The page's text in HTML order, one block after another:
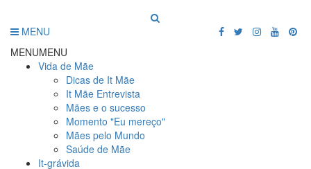
MENU
MENUMENU
Vida de Mãe
Dicas de It Mãe
It Mãe Entrevista
Mães e o sucesso
Momento "Eu mereço"
Mães pelo Mundo
Saúde de Mãe
It-grávida